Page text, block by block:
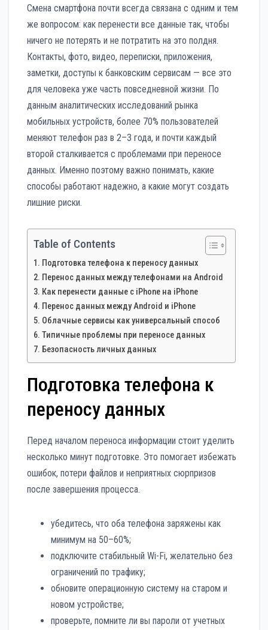
Смена смартфона почти всегда связана с одним и тем
же вопросом: как перенести все данные так, чтобы
ничего не потерять и не потратить на это полдня.
Контакты, фото, видео, переписки, приложения,
заметки, доступы к банковским сервисам — все это
для человека уже часть повседневной жизни. По
данным аналитических исследований рынка
мобильных устройств, более 70% пользователей
меняют телефон раз в 2–3 года, и почти каждый
второй сталкивается с проблемами при переносе
данных. Именно поэтому важно понимать, какие
способы работают надежно, а какие могут создать
лишние риски.
Table of Contents
Подготовка телефона к переносу данных
Перенос данных между телефонами на Android
Как перенести данные с iPhone на iPhone
Перенос данных между Android и iPhone
Облачные сервисы как универсальный способ
Типичные проблемы при переносе данных
Безопасность личных данных
Подготовка телефона к
переносу данных
Перед началом переноса информации стоит уделить
несколько минут подготовке. Это помогает избежать
ошибок, потери файлов и неприятных сюрпризов
после завершения процесса.
убедитесь, что оба телефона заряжены как
минимум на 50–60%;
подключите стабильный Wi-Fi, желательно без
ограничений по трафику;
обновите операционную систему на старом и
новом устройстве;
проверьте, помните ли вы пароли от учетных